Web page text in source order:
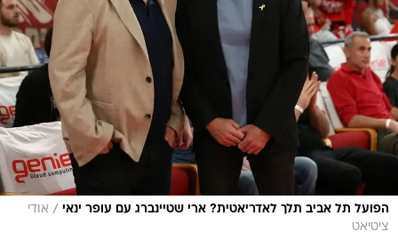
הפועל תל אביב תלך לאדריאטית? ארי שטיינברג עם עופר ינאי / אודי
ציטיאט